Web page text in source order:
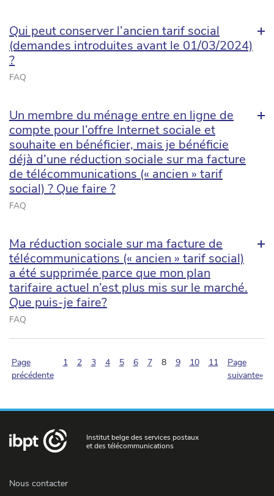
Qui peut conserver l’ancien tarif social
(demandes introduites avant le 01/03/2024)
?
FAQ
Un membre du ménage entre en ligne de
compte pour l’offre Internet sociale et
souhaite en bénéficier, mais je bénéficie
déjà d’une réduction sociale sur ma facture
de télécommunications (« ancien » tarif
social) ? Que faire ?
FAQ
Ma réduction sociale sur ma facture de
télécommunications (« ancien » tarif social)
a été supprimée parce que mon plan
tarifaire actuel n’est plus mis sur le marché.
Que puis-je faire?
FAQ
Page
précédente
1 2 3 4 5 6 7 8(pagination.current)
9 10 11
Page
suivante»
Institut belge des services postaux
et des télécommunications
Nous contacter